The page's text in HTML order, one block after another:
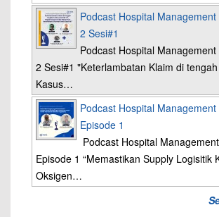
Podcast Hospital
2 Sesi#1
Podcast Hospital
2 Sesi#1 "Keterlambatan Klaim di
Kasus…
Podcast Hospital Management
Episode 1
Podcast Hospital
Episode 1 “Memastikan Supply Logisitik
Oksigen…